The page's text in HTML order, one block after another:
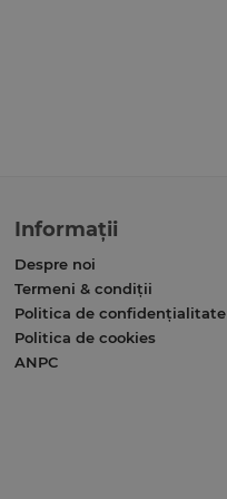
Informații
Despre noi
Termeni & condiții
Politica de confidențialitate
Politica de cookies
ANPC